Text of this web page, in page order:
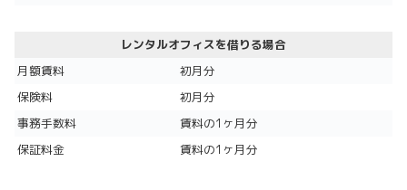
レンタルオフィスを借りる場合
月額賃料
初月分
保険料
初月分
事務手数料
賃料の1ヶ月分
保証料金
賃料の1ヶ月分